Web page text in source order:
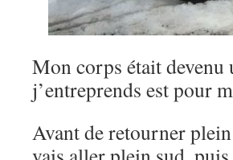
Mon corps était devenu
j’entreprends est pour
Avant de retourner